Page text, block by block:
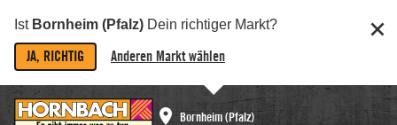
Ist Bornheim (Pfalz) Dein richtiger Markt?
JA, RICHTIG Anderen Markt wählen
Bornheim (Pfalz)